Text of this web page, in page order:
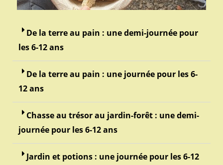
De la terre au pain : une demi-journée pour
les 6-12 ans
De la terre au pain : une journée pour les 6-
12 ans
Chasse au trésor au jardin-forêt : une demi-
journée pour les 6-12 ans
Jardin et potions : une journée pour les 6-12